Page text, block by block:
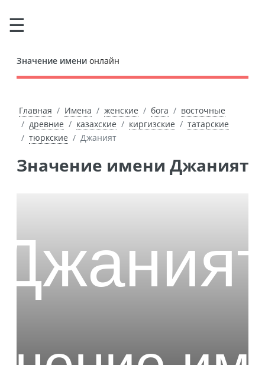
Значение имени онлайн
Главная Имена женские бога
восточные
древние
казахские киргизские
татарские
тюркские
Джаният
Значение имени Джаният